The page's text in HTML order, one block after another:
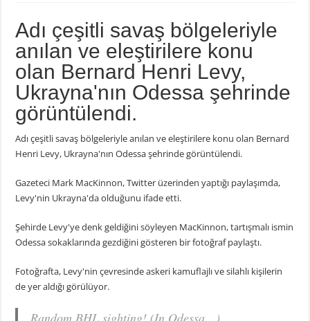
Adı çeşitli savaş bölgeleriyle
anılan ve eleştirilere konu
olan Bernard Henri Levy,
Ukrayna'nın Odessa şehrinde
görüntülendi.
Adı çeşitli savaş bölgeleriyle anılan ve eleştirilere konu olan Bernard
Henri Levy, Ukrayna'nın Odessa şehrinde görüntülendi.
Gazeteci Mark MacKinnon, Twitter üzerinden yaptığı paylaşımda,
Levy'nin Ukrayna'da olduğunu ifade etti.
Şehirde Levy'ye denk geldiğini söyleyen MacKinnon, tartışmalı ismin
Odessa sokaklarında gezdiğini gösteren bir fotoğraf paylaştı.
Fotoğrafta, Levy'nin çevresinde askeri kamuflajlı ve silahlı kişilerin
de yer aldığı görülüyor.